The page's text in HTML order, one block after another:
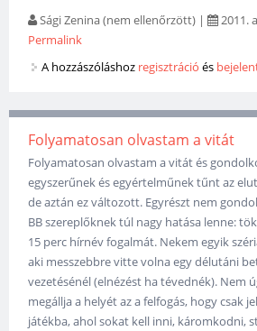
Sági Zenina (nem ellenőrzött) | 2011.
Permalink
A hozzászóláshoz regisztráció és
Folyamatosan olvastam a vitát
Folyamatosan olvastam a vitát és
egyszerűnek és egyértelműnek tűnt az
de aztán ez változott. Egyrészt nem
BB szereplőknek túl nagy hatása lenne:
15 perc hírnév fogalmát. Nekem egyik
aki messzebbre vitte volna egy délutáni
vezetésénél (elnézést ha tévednék). Nem
megállja a helyét az a felfogás, hogy csak
játékba, ahol sokat kell inni, káromkodni,